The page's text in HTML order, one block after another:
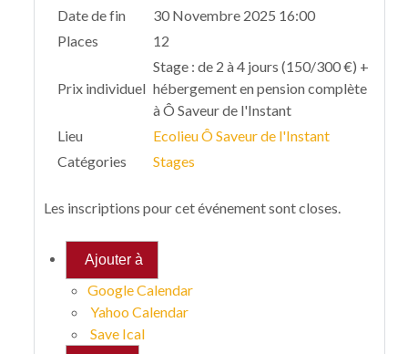
Date de fin
30 Novembre 2025 16:00
Places
12
Prix individuel
Stage : de 2 à 4 jours (150/300 €) +
hébergement en pension complète
à Ô Saveur de l'Instant
Lieu
Ecolieu Ô Saveur de l'Instant
Catégories
Stages
Les inscriptions pour cet événement sont closes.
Ajouter à
Google Calendar
Yahoo Calendar
Save Ical